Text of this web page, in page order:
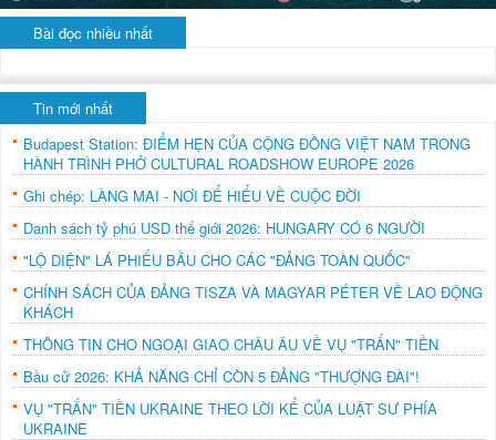
Bài đọc nhiều nhất
Tin mới nhất
Budapest Station: ĐIỂM HẸN CỦA CỘNG ĐỒNG VIỆT NAM TRONG
HÀNH TRÌNH PHỞ CULTURAL ROADSHOW EUROPE 2026
Ghi chép: LÀNG MAI - NƠI ĐỂ HIỂU VỀ CUỘC ĐỜI
Danh sách tỷ phú USD thế giới 2026: HUNGARY CÓ 6 NGƯỜI
"LỘ DIỆN" LÁ PHIẾU BẦU CHO CÁC "ĐẢNG TOÀN QUỐC"
CHÍNH SÁCH CỦA ĐẢNG TISZA VÀ MAGYAR PÉTER VỀ LAO ĐỘNG
KHÁCH
THÔNG TIN CHO NGOẠI GIAO CHÂU ÂU VỀ VỤ "TRẤN" TIỀN
Bầu cử 2026: KHẢ NĂNG CHỈ CÒN 5 ĐẢNG "THƯỢNG ĐÀI"!
VỤ "TRẤN" TIỀN UKRAINE THEO LỜI KỂ CỦA LUẬT SƯ PHÍA
UKRAINE